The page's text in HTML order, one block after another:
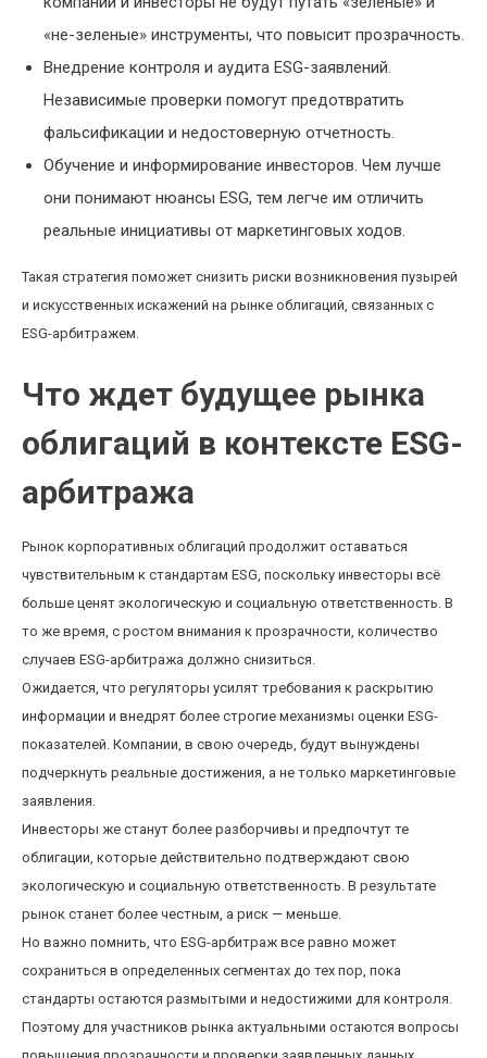
«не-зеленые» инструменты, что повысит прозрачность.
Внедрение контроля и аудита ESG-заявлений.
Независимые проверки помогут предотвратить
фальсификации и недостоверную отчетность.
Обучение и информирование инвесторов. Чем лучше
они понимают нюансы ESG, тем легче им отличить
реальные инициативы от маркетинговых ходов.
Такая стратегия поможет снизить риски возникновения пузырей
и искусственных искажений на рынке облигаций, связанных с
ESG-арбитражем.
Что ждет будущее рынка
облигаций в контексте ESG-
арбитража
Рынок корпоративных облигаций продолжит оставаться
чувствительным к стандартам ESG, поскольку инвесторы всё
больше ценят экологическую и социальную ответственность. В
то же время, с ростом внимания к прозрачности, количество
случаев ESG-арбитража должно снизиться.
Ожидается, что регуляторы усилят требования к раскрытию
информации и внедрят более строгие механизмы оценки ESG-
показателей. Компании, в свою очередь, будут вынуждены
подчеркнуть реальные достижения, а не только маркетинговые
заявления.
Инвесторы же станут более разборчивы и предпочтут те
облигации, которые действительно подтверждают свою
экологическую и социальную ответственность. В результате
рынок станет более честным, а риск — меньше.
Но важно помнить, что ESG-арбитраж все равно может
сохраниться в определенных сегментах до тех пор, пока
стандарты остаются размытыми и недостижими для контроля.
Поэтому для участников рынка актуальными остаются вопросы